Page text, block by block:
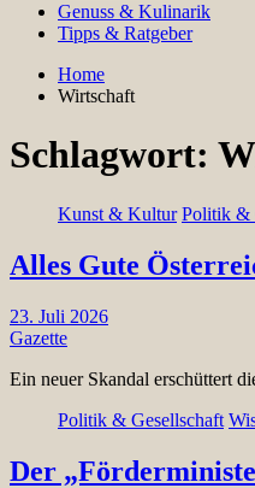
Genuss & Kulinarik
Tipps & Ratgeber
Home
Wirtschaft
Schlagwort:
Kunst & Kultur Politik &
Alles Gute
23. Juli 2026
Gazette
Ein neuer Skandal erschüttert
Politik & Gesellschaft
Der